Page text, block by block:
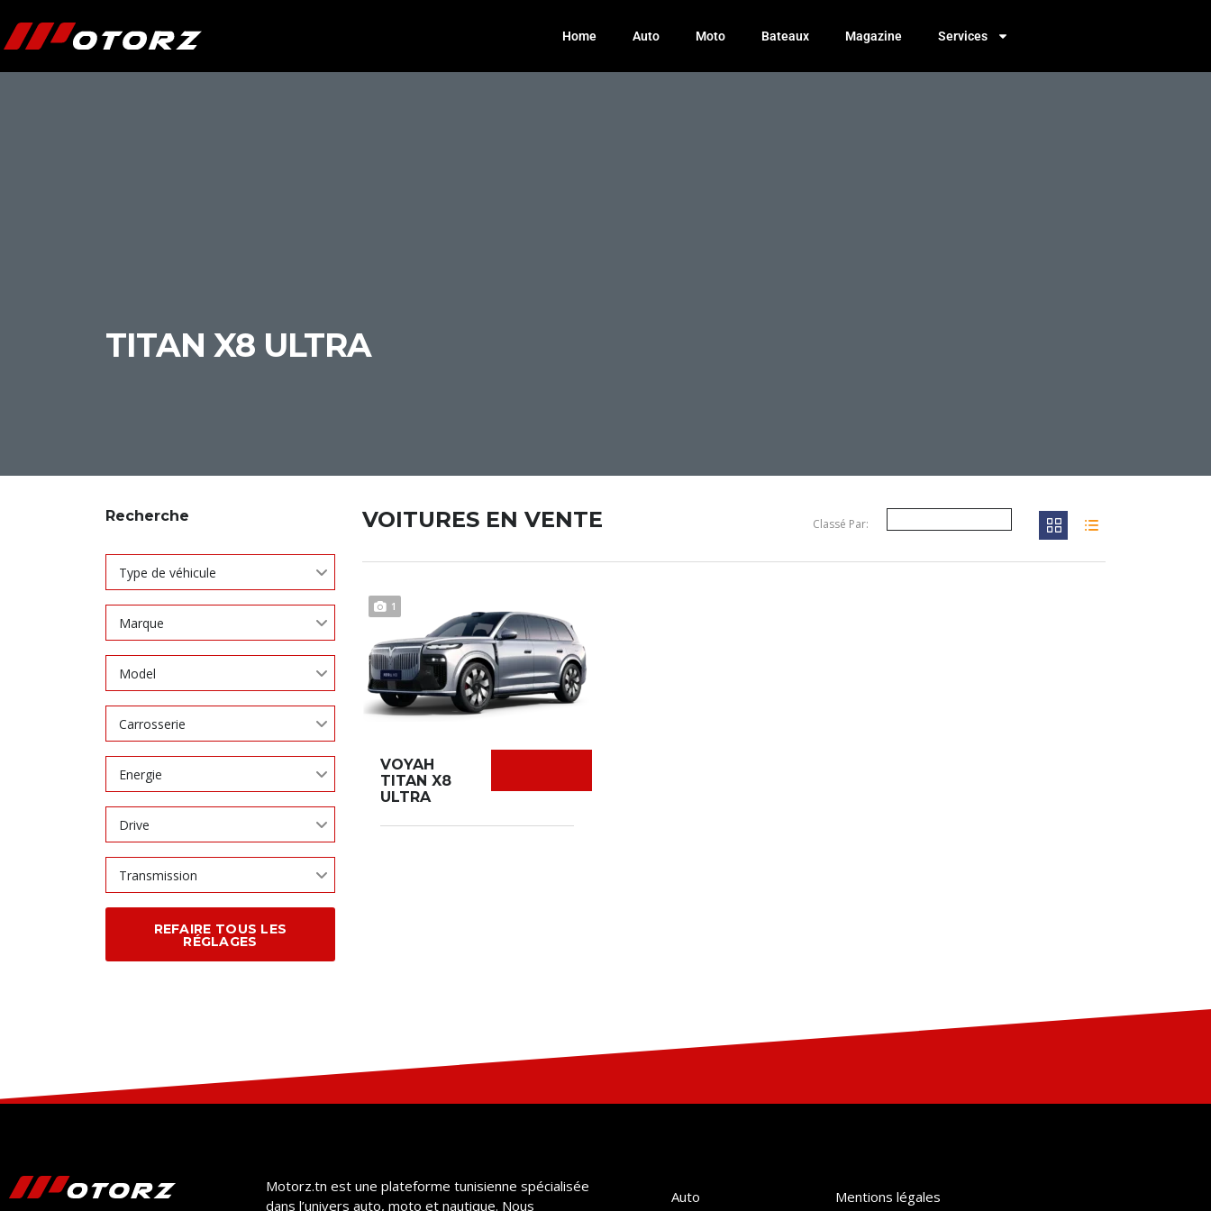
Home Auto Moto Bateaux Magazine Services
TITAN X8 ULTRA
Recherche
Type de véhicule
Marque
Model
Carrosserie
Energie
Drive
Transmission
REFAIRE TOUS LES
RÉGLAGES
VOITURES EN VENTE Classé Par:
1
VOYAH
TITAN X8
ULTRA
Motorz.tn est une plateforme tunisienne spécialisée
dans l’univers auto, moto et nautique. Nous
Auto Mentions légales